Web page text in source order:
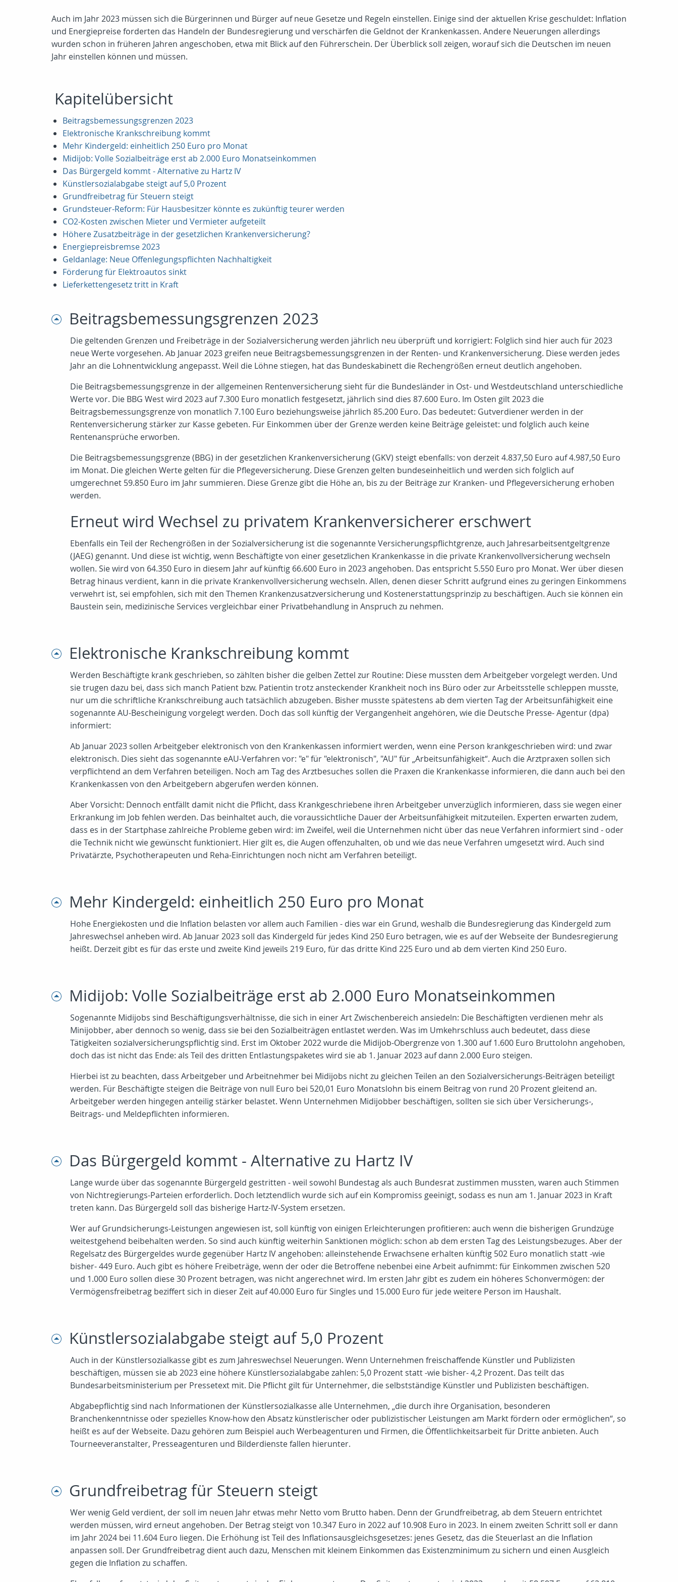
Auch im Jahr 2023 müssen sich die Bürgerinnen und Bürger auf neue Gesetze und Regeln einstellen. Einige sind der aktuellen Krise geschuldet: Inflation
und Energiepreise forderten das Handeln der Bundesregierung und verschärfen die Geldnot der Krankenkassen. Andere Neuerungen allerdings
wurden schon in früheren Jahren angeschoben, etwa mit Blick auf den Führerschein. Der Überblick soll zeigen, worauf sich die Deutschen im neuen
Jahr einstellen können und müssen.
Kapitelübersicht
Beitragsbemessungsgrenzen 2023
Elektronische Krankschreibung kommt
Mehr Kindergeld: einheitlich 250 Euro pro Monat
Midijob: Volle Sozialbeiträge erst ab 2.000 Euro Monatseinkommen
Das Bürgergeld kommt - Alternative zu Hartz IV
Künstlersozialabgabe steigt auf 5,0 Prozent
Grundfreibetrag für Steuern steigt
Grundsteuer-Reform: Für Hausbesitzer könnte es zukünftig teurer werden
CO2-Kosten zwischen Mieter und Vermieter aufgeteilt
Höhere Zusatzbeiträge in der gesetzlichen Krankenversicherung?
Energiepreisbremse 2023
Geldanlage: Neue Offenlegungspflichten Nachhaltigkeit
Förderung für Elektroautos sinkt
Lieferkettengesetz tritt in Kraft
Beitragsbemessungsgrenzen 2023
Die geltenden Grenzen und Freibeträge in der Sozialversicherung werden jährlich neu überprüft und korrigiert: Folglich sind hier auch für 2023
neue Werte vorgesehen. Ab Januar 2023 greifen neue Beitragsbemessungsgrenzen in der Renten- und Krankenversicherung. Diese werden jedes
Jahr an die Lohnentwicklung angepasst. Weil die Löhne stiegen, hat das Bundeskabinett die Rechengrößen erneut deutlich angehoben.
Die Beitragsbemessungsgrenze in der allgemeinen Rentenversicherung sieht für die Bundesländer in Ost- und Westdeutschland unterschiedliche
Werte vor. Die BBG West wird 2023 auf 7.300 Euro monatlich festgesetzt, jährlich sind dies 87.600 Euro. Im Osten gilt 2023 die
Beitragsbemessungsgrenze von monatlich 7.100 Euro beziehungsweise jährlich 85.200 Euro. Das bedeutet: Gutverdiener werden in der
Rentenversicherung stärker zur Kasse gebeten. Für Einkommen über der Grenze werden keine Beiträge geleistet: und folglich auch keine
Rentenansprüche erworben.
Die Beitragsbemessungsgrenze (BBG) in der gesetzlichen Krankenversicherung (GKV) steigt ebenfalls: von derzeit 4.837,50 Euro auf 4.987,50 Euro
im Monat. Die gleichen Werte gelten für die Pflegeversicherung. Diese Grenzen gelten bundeseinheitlich und werden sich folglich auf
umgerechnet 59.850 Euro im Jahr summieren. Diese Grenze gibt die Höhe an, bis zu der Beiträge zur Kranken- und Pflegeversicherung erhoben
werden.
Erneut wird Wechsel zu privatem Krankenversicherer erschwert
Ebenfalls ein Teil der Rechengrößen in der Sozialversicherung ist die sogenannte Versicherungspflichtgrenze, auch Jahresarbeitsentgeltgrenze
(JAEG) genannt. Und diese ist wichtig, wenn Beschäftigte von einer gesetzlichen Krankenkasse in die private Krankenvollversicherung wechseln
wollen. Sie wird von 64.350 Euro in diesem Jahr auf künftig 66.600 Euro in 2023 angehoben. Das entspricht 5.550 Euro pro Monat. Wer über diesen
Betrag hinaus verdient, kann in die private Krankenvollversicherung wechseln. Allen, denen dieser Schritt aufgrund eines zu geringen Einkommens
verwehrt ist, sei empfohlen, sich mit den Themen Krankenzusatzversicherung und Kostenerstattungsprinzip zu beschäftigen. Auch sie können ein
Baustein sein, medizinische Services vergleichbar einer Privatbehandlung in Anspruch zu nehmen.
Elektronische Krankschreibung kommt
Werden Beschäftigte krank geschrieben, so zählten bisher die gelben Zettel zur Routine: Diese mussten dem Arbeitgeber vorgelegt werden. Und
sie trugen dazu bei, dass sich manch Patient bzw. Patientin trotz ansteckender Krankheit noch ins Büro oder zur Arbeitsstelle schleppen musste,
nur um die schriftliche Krankschreibung auch tatsächlich abzugeben. Bisher musste spätestens ab dem vierten Tag der Arbeitsunfähigkeit eine
sogenannte AU-Bescheinigung vorgelegt werden. Doch das soll künftig der Vergangenheit angehören, wie die Deutsche Presse- Agentur (dpa)
informiert:
Ab Januar 2023 sollen Arbeitgeber elektronisch von den Krankenkassen informiert werden, wenn eine Person krankgeschrieben wird: und zwar
elektronisch. Dies sieht das sogenannte eAU-Verfahren vor: "e" für "elektronisch", "AU" für „Arbeitsunfähigkeit“. Auch die Arztpraxen sollen sich
verpflichtend an dem Verfahren beteiligen. Noch am Tag des Arztbesuches sollen die Praxen die Krankenkasse informieren, die dann auch bei den
Krankenkassen von den Arbeitgebern abgerufen werden können.
Aber Vorsicht: Dennoch entfällt damit nicht die Pflicht, dass Krankgeschriebene ihren Arbeitgeber unverzüglich informieren, dass sie wegen einer
Erkrankung im Job fehlen werden. Das beinhaltet auch, die voraussichtliche Dauer der Arbeitsunfähigkeit mitzuteilen. Experten erwarten zudem,
dass es in der Startphase zahlreiche Probleme geben wird: im Zweifel, weil die Unternehmen nicht über das neue Verfahren informiert sind - oder
die Technik nicht wie gewünscht funktioniert. Hier gilt es, die Augen offenzuhalten, ob und wie das neue Verfahren umgesetzt wird. Auch sind
Privatärzte, Psychotherapeuten und Reha-Einrichtungen noch nicht am Verfahren beteiligt.
Mehr Kindergeld: einheitlich 250 Euro pro Monat
Hohe Energiekosten und die Inflation belasten vor allem auch Familien - dies war ein Grund, weshalb die Bundesregierung das Kindergeld zum
Jahreswechsel anheben wird. Ab Januar 2023 soll das Kindergeld für jedes Kind 250 Euro betragen, wie es auf der Webseite der Bundesregierung
heißt. Derzeit gibt es für das erste und zweite Kind jeweils 219 Euro, für das dritte Kind 225 Euro und ab dem vierten Kind 250 Euro.
Midijob: Volle Sozialbeiträge erst ab 2.000 Euro Monatseinkommen
Sogenannte Midijobs sind Beschäftigungsverhältnisse, die sich in einer Art Zwischenbereich ansiedeln: Die Beschäftigten verdienen mehr als
Minijobber, aber dennoch so wenig, dass sie bei den Sozialbeiträgen entlastet werden. Was im Umkehrschluss auch bedeutet, dass diese
Tätigkeiten sozialversicherungspflichtig sind. Erst im Oktober 2022 wurde die Midijob-Obergrenze von 1.300 auf 1.600 Euro Bruttolohn angehoben,
doch das ist nicht das Ende: als Teil des dritten Entlastungspaketes wird sie ab 1. Januar 2023 auf dann 2.000 Euro steigen.
Hierbei ist zu beachten, dass Arbeitgeber und Arbeitnehmer bei Midijobs nicht zu gleichen Teilen an den Sozialversicherungs-Beiträgen beteiligt
werden. Für Beschäftigte steigen die Beiträge von null Euro bei 520,01 Euro Monatslohn bis einem Beitrag von rund 20 Prozent gleitend an.
Arbeitgeber werden hingegen anteilig stärker belastet. Wenn Unternehmen Midijobber beschäftigen, sollten sie sich über Versicherungs-,
Beitrags- und Meldepflichten informieren.
Das Bürgergeld kommt - Alternative zu Hartz IV
Lange wurde über das sogenannte Bürgergeld gestritten - weil sowohl Bundestag als auch Bundesrat zustimmen mussten, waren auch Stimmen
von Nichtregierungs-Parteien erforderlich. Doch letztendlich wurde sich auf ein Kompromiss geeinigt, sodass es nun am 1. Januar 2023 in Kraft
treten kann. Das Bürgergeld soll das bisherige Hartz-IV-System ersetzen.
Wer auf Grundsicherungs-Leistungen angewiesen ist, soll künftig von einigen Erleichterungen profitieren: auch wenn die bisherigen Grundzüge
weitestgehend beibehalten werden. So sind auch künftig weiterhin Sanktionen möglich: schon ab dem ersten Tag des Leistungsbezuges. Aber der
Regelsatz des Bürgergeldes wurde gegenüber Hartz IV angehoben: alleinstehende Erwachsene erhalten künftig 502 Euro monatlich statt -wie
bisher- 449 Euro. Auch gibt es höhere Freibeträge, wenn der oder die Betroffene nebenbei eine Arbeit aufnimmt: für Einkommen zwischen 520
und 1.000 Euro sollen diese 30 Prozent betragen, was nicht angerechnet wird. Im ersten Jahr gibt es zudem ein höheres Schonvermögen: der
Vermögensfreibetrag beziffert sich in dieser Zeit auf 40.000 Euro für Singles und 15.000 Euro für jede weitere Person im Haushalt.
Künstlersozialabgabe steigt auf 5,0 Prozent
Auch in der Künstlersozialkasse gibt es zum Jahreswechsel Neuerungen. Wenn Unternehmen freischaffende Künstler und Publizisten
beschäftigen, müssen sie ab 2023 eine höhere Künstlersozialabgabe zahlen: 5,0 Prozent statt -wie bisher- 4,2 Prozent. Das teilt das
Bundesarbeitsministerium per Pressetext mit. Die Pflicht gilt für Unternehmer, die selbstständige Künstler und Publizisten beschäftigen.
Abgabepflichtig sind nach Informationen der Künstlersozialkasse alle Unternehmen, „die durch ihre Organisation, besonderen
Branchenkenntnisse oder spezielles Know-how den Absatz künstlerischer oder publizistischer Leistungen am Markt fördern oder ermöglichen“, so
heißt es auf der Webseite. Dazu gehören zum Beispiel auch Werbeagenturen und Firmen, die Öffentlichkeitsarbeit für Dritte anbieten. Auch
Tourneeveranstalter, Presseagenturen und Bilderdienste fallen hierunter.
Grundfreibetrag für Steuern steigt
Wer wenig Geld verdient, der soll im neuen Jahr etwas mehr Netto vom Brutto haben. Denn der Grundfreibetrag, ab dem Steuern entrichtet
werden müssen, wird erneut angehoben. Der Betrag steigt von 10.347 Euro in 2022 auf 10.908 Euro in 2023. In einem zweiten Schritt soll er dann
im Jahr 2024 bei 11.604 Euro liegen. Die Erhöhung ist Teil des Inflationsausgleichsgesetzes: jenes Gesetz, das die Steuerlast an die Inflation
anpassen soll. Der Grundfreibetrag dient auch dazu, Menschen mit kleinem Einkommen das Existenzminimum zu sichern und einen Ausgleich
gegen die Inflation zu schaffen.